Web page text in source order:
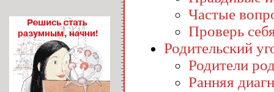
Частые
Проверь
Родительский
Родители
Ранняя